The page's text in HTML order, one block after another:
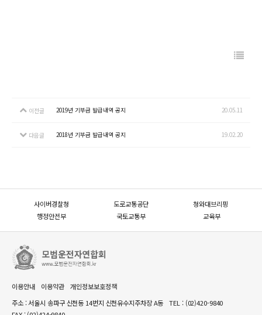
이전글 2019년 기부금 발급내역 공지 20.05.11
다음글 2018년 기부금 발급내역 공지 19.02.20
사이버경찰청 도로교통공단
청와대브리핑
행정안전부
국토교통부 교육부
이용안내 이용약관
개인정보보호정책
주소 : 서울시 송파구 신천동 14번지 신천유수지주차장 A동
TEL : (02)420-9840